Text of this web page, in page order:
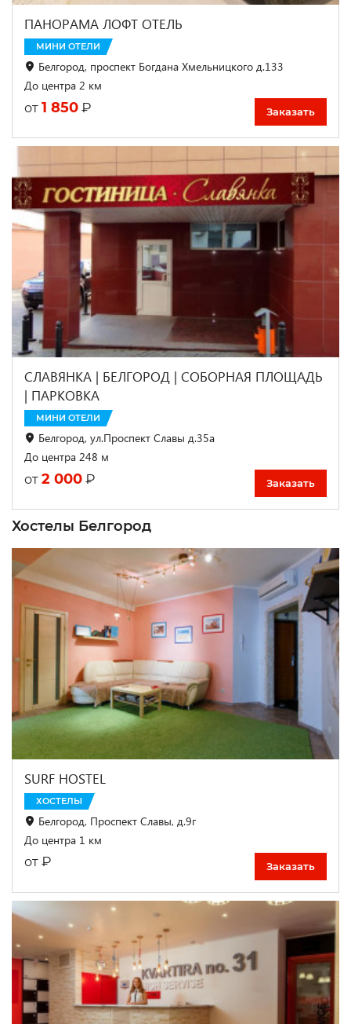
ПАНОРАМА ЛОФТ ОТЕЛЬ
МИНИ ОТЕЛИ
Белгород, проспект Богдана Хмельницкого д.133
До центра 2 км
от 1 850 ₽ Заказать
СЛАВЯНКА | БЕЛГОРОД | СОБОРНАЯ ПЛОЩАДЬ
| ПАРКОВКА
МИНИ ОТЕЛИ
Белгород, ул.Проспект Славы д.35а
До центра 248 м
от 2 000 ₽ Заказать
Хостелы Белгород
SURF HOSTEL
ХОСТЕЛЫ
Белгород, Проспект Славы, д.9г
До центра 1 км
от ₽ Заказать